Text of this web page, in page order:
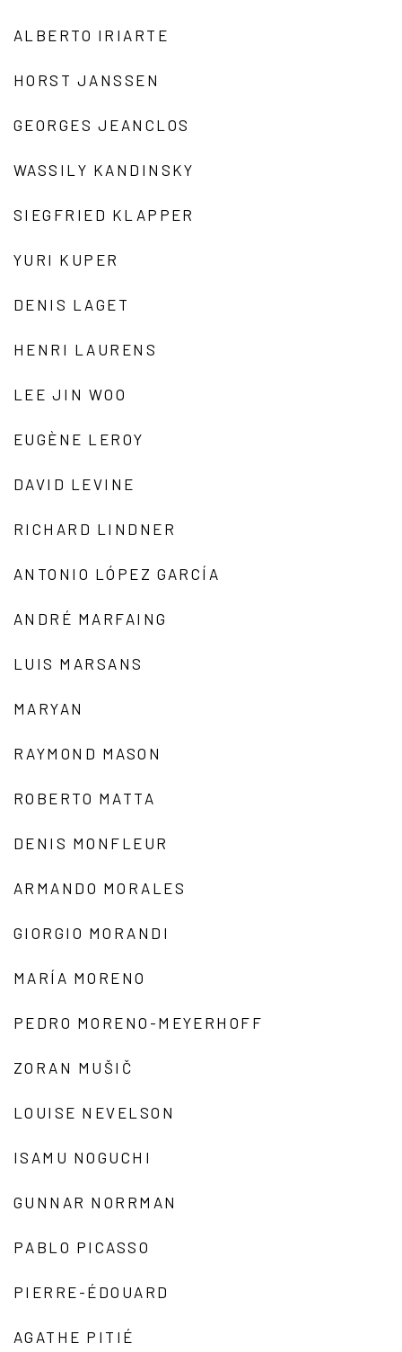
ALBERTO IRIARTE
HORST JANSSEN
GEORGES JEANCLOS
WASSILY KANDINSKY
SIEGFRIED KLAPPER
YURI KUPER
DENIS LAGET
HENRI LAURENS
LEE JIN WOO
EUGÈNE LEROY
DAVID LEVINE
RICHARD LINDNER
ANTONIO LÓPEZ GARCÍA
ANDRÉ MARFAING
LUIS MARSANS
MARYAN
RAYMOND MASON
ROBERTO MATTA
DENIS MONFLEUR
ARMANDO MORALES
GIORGIO MORANDI
MARÍA MORENO
PEDRO MORENO-MEYERHOFF
ZORAN MUŠIČ
LOUISE NEVELSON
ISAMU NOGUCHI
GUNNAR NORRMAN
PABLO PICASSO
PIERRE-ÉDOUARD
AGATHE PITIÉ